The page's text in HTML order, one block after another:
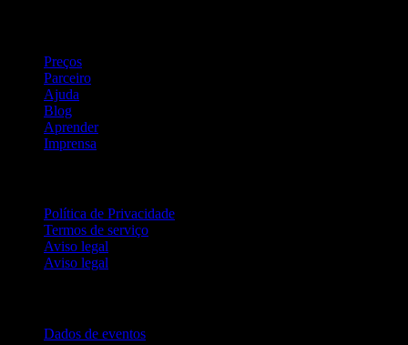
Preços
Parceiro
Ajuda
Blog
Aprender
Imprensa
Política de Privacidade
Termos de serviço
Aviso legal
Aviso legal
Dados de eventos